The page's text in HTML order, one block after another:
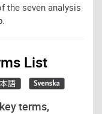
the seven analysis
List
terms,